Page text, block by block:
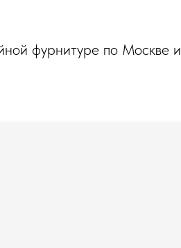
фурнитуре по Москве и